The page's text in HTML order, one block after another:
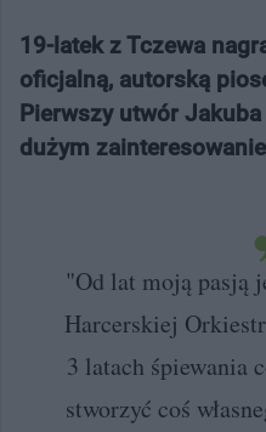
19-latek z Tczewa
oficjalną, autorską
Pierwszy utwór
dużym
"Od lat moją pasją
Harcerskiej
3 latach śpiewania
stworzyć coś